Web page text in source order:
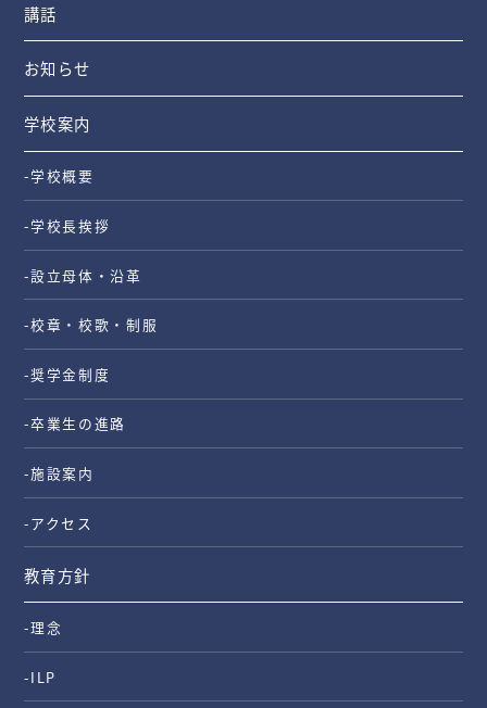
講話
お知らせ
学校案内
-学校概要
-学校長挨拶
-設立母体・沿革
-校章・校歌・制服
-奨学金制度
-卒業生の進路
-施設案内
-アクセス
教育方針
-理念
-ILP